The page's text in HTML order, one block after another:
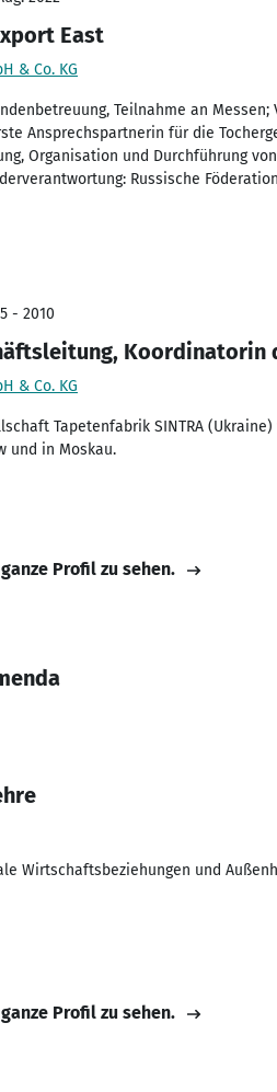
East
& Co. KG
Teilnahme an
Ansprechspartnerin für die
Organisation und Durchführung
Russische
- 2010
Koordinatorin
& Co. KG
Tapetenfabrik SINTRA
und in Moskau.
Profil zu sehen.
Wirtschaftsbeziehungen und
Profil zu sehen.